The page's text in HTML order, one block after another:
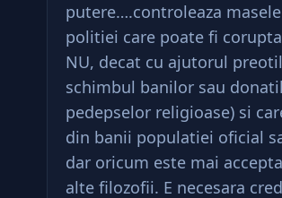
putere….controleaza
politiei care poate fi
NU, decat cu ajutorul
schimbul banilor sau
pedepselor religioase) si
din banii populatiei oficial
dar oricum este mai
alte filozofii. E necesara